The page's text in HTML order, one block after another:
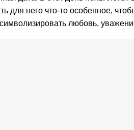
для него что-то особенное,
любовь,